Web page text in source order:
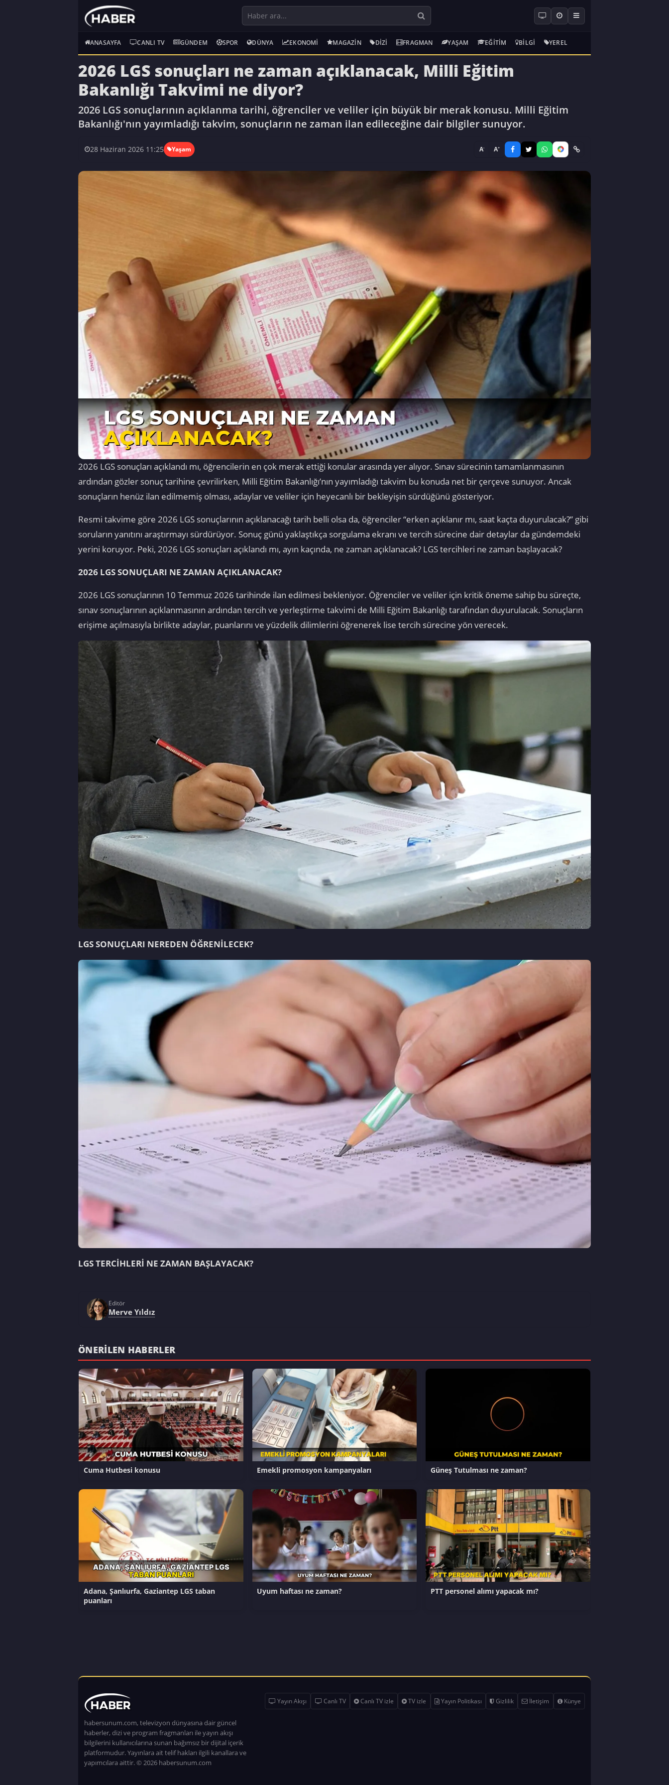
ANASAYFA CANLI TV GÜNDEM SPOR DÜNYA EKONOMI MAGAZIN DIZI FRAGMAN YAŞAM EĞITIM BILGI YEREL
2026 LGS sonuçları ne zaman açıklanacak, Milli Eğitim
Bakanlığı Takvimi ne diyor?
2026 LGS sonuçlarının açıklanma tarihi, öğrenciler ve veliler için büyük bir merak konusu. Milli Eğitim
Bakanlığı'nın yayımladığı takvim, sonuçların ne zaman ilan edileceğine dair bilgiler sunuyor.
28 Haziran 2026 11:25 Yaşam A- A+
2026 LGS sonuçları açıklandı mı, öğrencilerin en çok merak ettiği konular arasında yer alıyor. Sınav sürecinin tamamlanmasının
ardından gözler sonuç tarihine çevrilirken, Milli Eğitim Bakanlığı’nın yayımladığı takvim bu konuda net bir çerçeve sunuyor. Ancak
sonuçların henüz ilan edilmemiş olması, adaylar ve veliler için heyecanlı bir bekleyişin sürdüğünü gösteriyor.
Resmi takvime göre 2026 LGS sonuçlarının açıklanacağı tarih belli olsa da, öğrenciler “erken açıklanır mı, saat kaçta duyurulacak?” gibi
soruların yanıtını araştırmayı sürdürüyor. Sonuç günü yaklaştıkça sorgulama ekranı ve tercih sürecine dair detaylar da gündemdeki
yerini koruyor. Peki, 2026 LGS sonuçları açıklandı mı, ayın kaçında, ne zaman açıklanacak? LGS tercihleri ne zaman başlayacak?
2026 LGS SONUÇLARI NE ZAMAN AÇIKLANACAK?
2026 LGS sonuçlarının 10 Temmuz 2026 tarihinde ilan edilmesi bekleniyor. Öğrenciler ve veliler için kritik öneme sahip bu süreçte,
sınav sonuçlarının açıklanmasının ardından tercih ve yerleştirme takvimi de Milli Eğitim Bakanlığı tarafından duyurulacak. Sonuçların
erişime açılmasıyla birlikte adaylar, puanlarını ve yüzdelik dilimlerini öğrenerek lise tercih sürecine yön verecek.
LGS SONUÇLARI NEREDEN ÖĞRENİLECEK?
LGS TERCİHLERİ NE ZAMAN BAŞLAYACAK?
Editör
Merve Yıldız
ÖNERILEN HABERLER
Cuma Hutbesi konusu Emekli promosyon kampanyaları Güneş Tutulması ne zaman?
Adana, Şanlıurfa, Gaziantep LGS taban
puanları
Uyum haftası ne zaman? PTT personel alımı yapacak mı?
habersunum.com, televizyon dünyasına dair güncel
haberler, dizi ve program fragmanları ile yayın akışı
bilgilerini kullanıcılarına sunan bağımsız bir dijital içerik
platformudur. Yayınlara ait telif hakları ilgili kanallara ve
yapımcılara aittir. © 2026 habersunum.com
Yayın Akışı Canlı TV Canlı TV izle TV izle Yayın Politikası Gizlilik İletişim Künye